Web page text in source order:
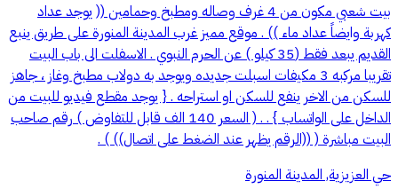
بيت شعبي مكون من 4 غرف وصاله ومطبخ وحمامين (( يوجد عداد
كهربة وايضاً عداد ماء )) . موقع مميز غرب المدينة المنورة على طريق ينبع
القديم يبعد فقط (35 كيلو ) عن الحرم النبوي . الاسفلت الى باب البيت
تقريبا مركبه 3 مكيفات اسبلت جديده ويوجد به دولاب مطبخ وغاز ، جاهز
للسكن من الاخر ينفع للسكن او استراحه . { يوجد مقطع فيديو للبيت من
الداخل على الواتساب } . . ( السعر 140 الف قابل للتفاوض ) رقم صاحب
البيت مباشرة ( ((الرقم يظهر عند الضغط على اتصال)) ) .
حي العزيزية, المدينة المنورة